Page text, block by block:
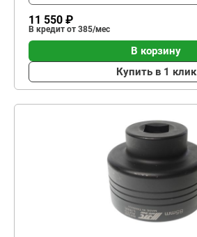
11 550 ₽
В кредит от 385/мес
В корзину
Купить в 1 клик